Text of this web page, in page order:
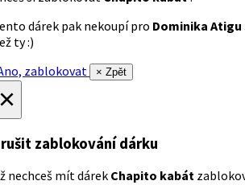
dárek pak nekoupí pro Dominika
ty :)
zablokovat
× Zpět
zablokování dárku
nechceš mít dárek Chapito kabát